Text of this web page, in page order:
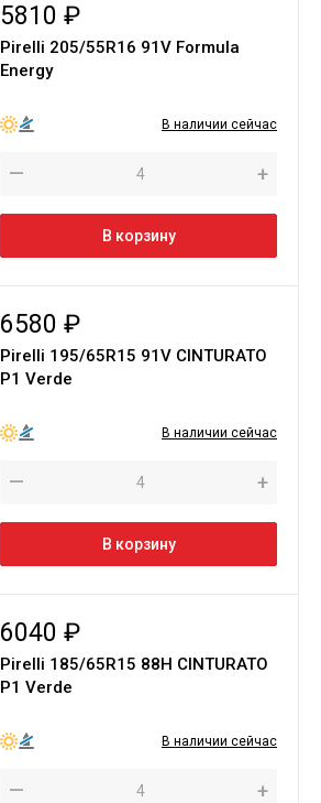
5810 ₽
Pirelli 205/55R16 91V Formula
Energy
В наличии сейчас
— +
В корзину
6580 ₽
Pirelli 195/65R15 91V CINTURATO
P1 Verde
В наличии сейчас
— +
В корзину
6040 ₽
Pirelli 185/65R15 88H CINTURATO
P1 Verde
В наличии сейчас
— +